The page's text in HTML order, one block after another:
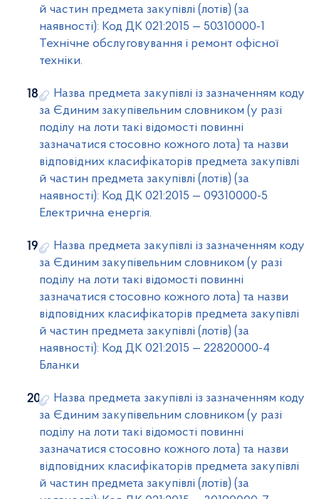
й частин предмета закупівлі (лотів) (за
наявності): Код ДК 021:2015 — 50310000-1
Технічне обслуговування і ремонт офісної
техніки.
Назва предмета закупівлі із зазначенням коду
за Єдиним закупівельним словником (у разі
поділу на лоти такі відомості повинні
зазначатися стосовно кожного лота) та назви
відповідних класифікаторів предмета закупівлі
й частин предмета закупівлі (лотів) (за
наявності): Код ДК 021:2015 — 09310000-5
Електрична енергія.
Назва предмета закупівлі із зазначенням коду
за Єдиним закупівельним словником (у разі
поділу на лоти такі відомості повинні
зазначатися стосовно кожного лота) та назви
відповідних класифікаторів предмета закупівлі
й частин предмета закупівлі (лотів) (за
наявності): Код ДК 021:2015 — 22820000-4
Бланки
Назва предмета закупівлі із зазначенням коду
за Єдиним закупівельним словником (у разі
поділу на лоти такі відомості повинні
зазначатися стосовно кожного лота) та назви
відповідних класифікаторів предмета закупівлі
й частин предмета закупівлі (лотів) (за